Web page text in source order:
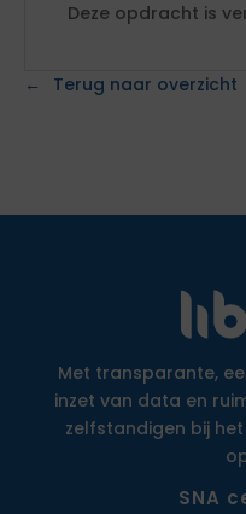
Deze opdracht is
Terug naar overzicht
Met transparante,
inzet van data en
zelfstandigen bij
SNA